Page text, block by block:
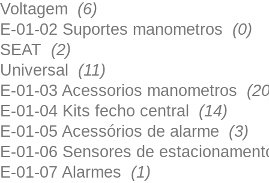
Voltagem (6)
E-01-02 Suportes manometros (0)
SEAT (2)
Universal (11)
E-01-03 Acessorios manometros
E-01-04 Kits fecho central (14)
E-01-05 Acessórios de alarme (3)
E-01-06 Sensores de
E-01-07 Alarmes (1)